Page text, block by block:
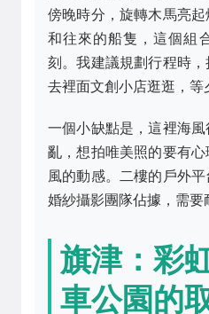
傍晚時分，旋轉木馬亮
和往來的船隻，這個組
刻。我建議規劃行程時
去裡面文創小店逛逛，等
一個小缺點是，這裡海
亂，想拍唯美照的要有
風的動感。二樓的戶外
婚紗攝影團隊佔據，需要
旗津：彩
車公園的